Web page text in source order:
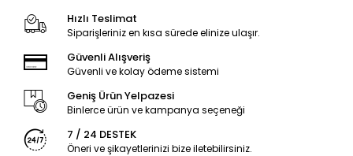
Hızlı Teslimat
Siparişleriniz en kısa sürede elinize ulaşır.
Güvenli Alışveriş
Güvenli ve kolay ödeme sistemi
Geniş Ürün Yelpazesi
Binlerce ürün ve kampanya seçeneği
7 / 24 DESTEK
Öneri ve şikayetlerinizi bize iletebilirsiniz.